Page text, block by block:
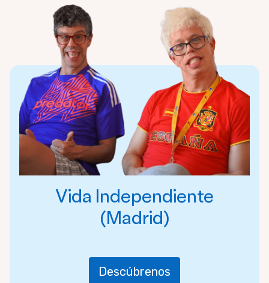
Vida Independiente
(Madrid)
Descúbrenos